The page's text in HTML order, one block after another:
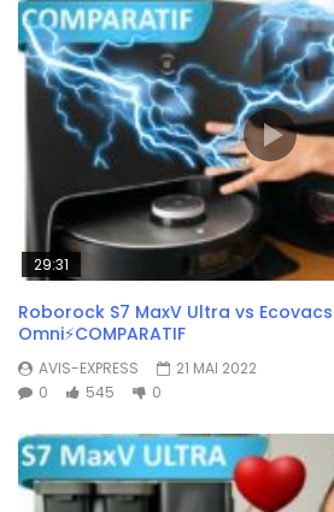
29:31
Roborock S7 MaxV Ultra vs
Omni⚡COMPARATIF
AVIS-EXPRESS
21 MAI 2022
0
545 0